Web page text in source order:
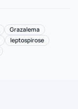
Grazalema
leptospirose